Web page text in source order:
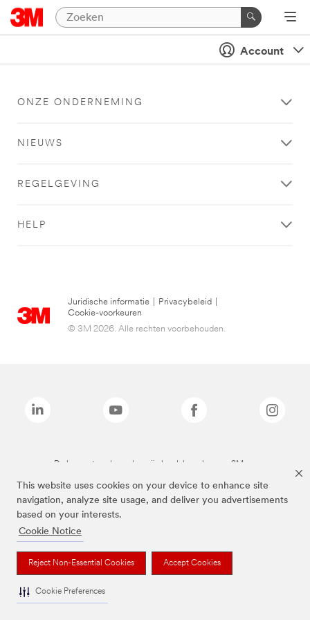
This website uses cookies on your device to enhance site
navigation, analyze site usage, and deliver you advertisements
based on your interests.
Cookie Notice
Reject Non-Essential Cookies Accept Cookies
Cookie Preferences
Account
ONZE ONDERNEMING
NIEUWS
REGELGEVING
HELP
Juridische informatie Privacybeleid
Cookie-voorkeuren
© 3M 2026. Alle rechten voorbehouden.
De bovenstaande merken zijn handelsmerken van 3M.we